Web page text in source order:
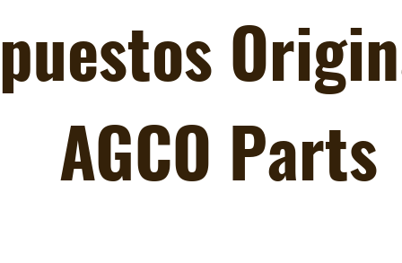
AGCO Parts